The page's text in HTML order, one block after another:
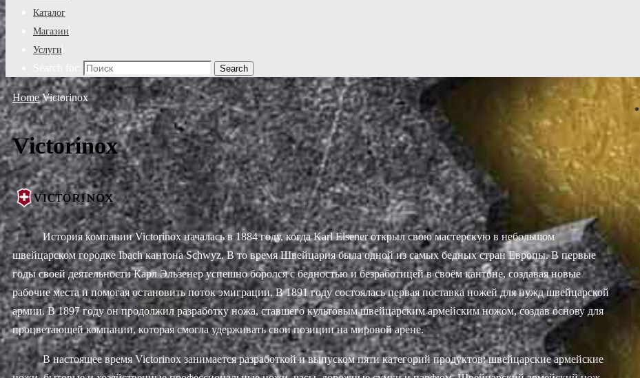
Каталог
Магазин
Услуги
Search
Home Victorinox
Victorinox
История компании Victorinox началась в 1884 году, когда Karl Elsener открыл свою мастерскую в небольшом
швейцарском городке Ibach кантона Schwyz. В то время Швейцария была одной из самых бедных стран Европы. В первые
годы своей деятельности Карл Эльзенер успешно боролся с бедностью и безработицей в своём кантоне, создавая новые
рабочие места и помогая остановить поток эмиграции. В 1891 году состоялась первая поставка ножей для нужд швейцарской
армии. В 1897 году он продолжил разработку ножа, ставшего культовым швейцарским армейским ножом, создав основу для
процветающей компании, которая смогла удерживать свои позиции на мировой арене.
В настоящее время Victorinox занимается разработкой и выпуском пяти категорий продуктов: швейцарские армейские